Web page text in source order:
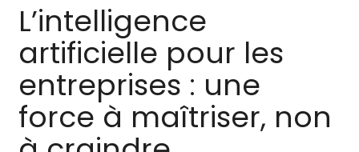
L’intelligence
artificielle pour les
entreprises : une
force à maîtriser, non